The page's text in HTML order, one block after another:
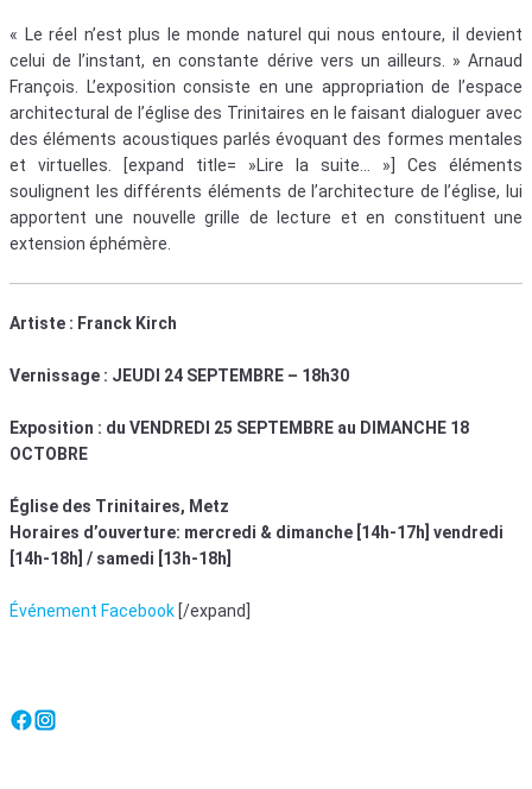
« Le réel n’est plus le monde naturel qui nous entoure, il devient
celui de l’instant, en constante dérive vers un ailleurs. » Arnaud
François. L’exposition consiste en une appropriation de l’espace
architectural de l’église des Trinitaires en le faisant dialoguer avec
des éléments acoustiques parlés évoquant des formes mentales
et virtuelles. [expand title= »Lire la suite… »] Ces éléments
soulignent les différents éléments de l’architecture de l’église, lui
apportent une nouvelle grille de lecture et en constituent une
extension éphémère.
Artiste : Franck Kirch
Vernissage : JEUDI 24 SEPTEMBRE – 18h30
Exposition : du VENDREDI 25 SEPTEMBRE au DIMANCHE 18
OCTOBRE
Église des Trinitaires, Metz
Horaires d’ouverture: mercredi & dimanche [14h-17h] vendredi
[14h-18h] / samedi [13h-18h]
Événement Facebook [/expand]